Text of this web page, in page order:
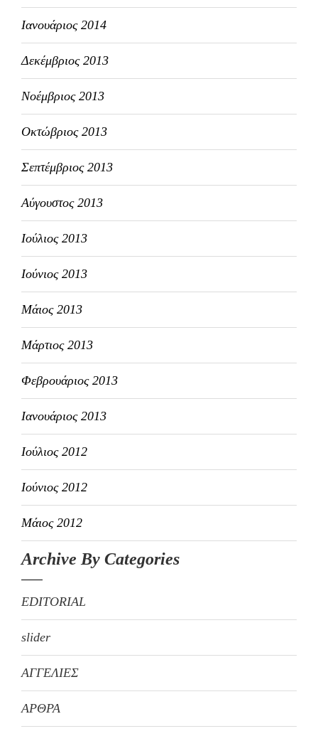
Ιανουάριος 2014
Δεκέμβριος 2013
Νοέμβριος 2013
Οκτώβριος 2013
Σεπτέμβριος 2013
Αύγουστος 2013
Ιούλιος 2013
Ιούνιος 2013
Μάιος 2013
Μάρτιος 2013
Φεβρουάριος 2013
Ιανουάριος 2013
Ιούλιος 2012
Ιούνιος 2012
Μάιος 2012
Archive By Categories
EDITORIAL
slider
ΑΓΓΕΛΙΕΣ
ΑΡΘΡΑ